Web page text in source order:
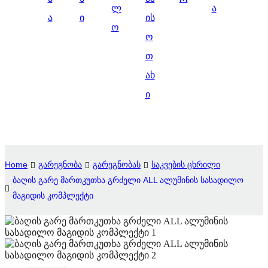
èdè Yorùbá
Tiếng Việt
ა
ი
ლ
ო
ის
ო
თ
ახ
ი
ა
Home გარეგნობა გარეგნობას
საკვების ცხრილი
ბაღის გარე მართკუთხა გრძელი ALL ალუმინის სასადილო
მაგიდის კომპლექტი